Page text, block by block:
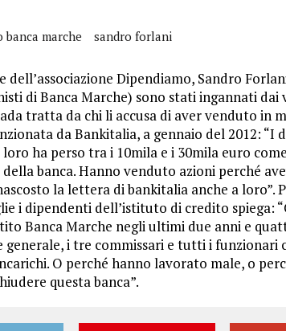
banca marche sandro forlani
dell’associazione Dipendiamo, Sandro
di Banca Marche) sono stati ingannati dai
tratta da chi li accusa di aver venduto in
da Bankitalia, a gennaio del 2012: “I
ha perso tra i 10mila e i 30mila euro
banca. Hanno venduto azioni perché
la lettera di bankitalia anche a loro”.
i dipendenti dell’istituto di credito spiega:
Banca Marche negli ultimi due anni e
i tre commissari e tutti i funzionari
O perché hanno lavorato male, o
questa banca”.